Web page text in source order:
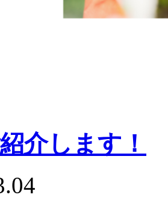
介します！